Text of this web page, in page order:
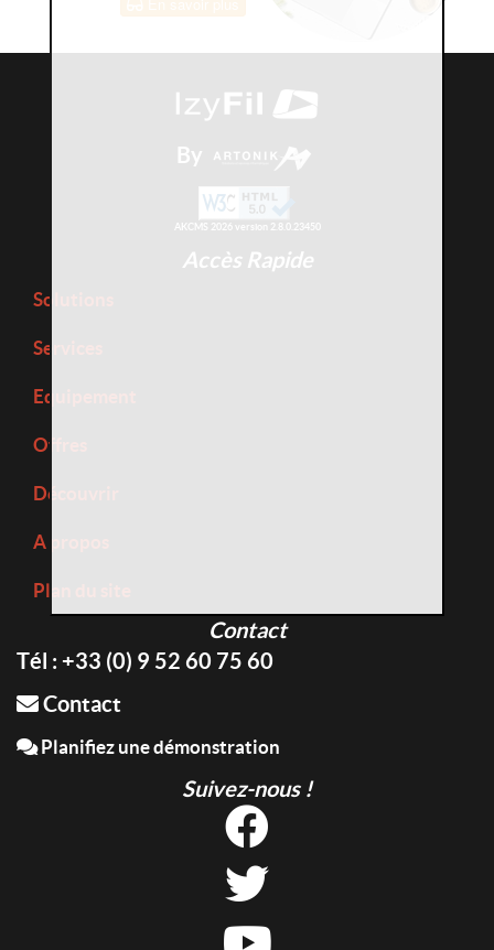
By
AKCMS 2026 version 2.8.0.23450
Accès Rapide
Solutions
Services
Equipement
Offres
Découvrir
A propos
Plan du site
Contact
Tél : +33 (0) 9 52 60 75 60
Contact
Planifiez une démonstration
Suivez-nous !